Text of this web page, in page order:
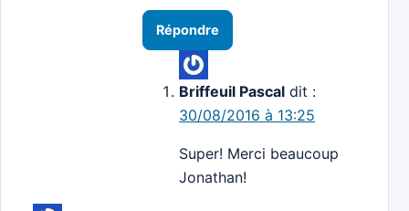
Répondre
Briffeuil Pascal dit :
30/08/2016 à 13:25
Super! Merci beaucoup
Jonathan!